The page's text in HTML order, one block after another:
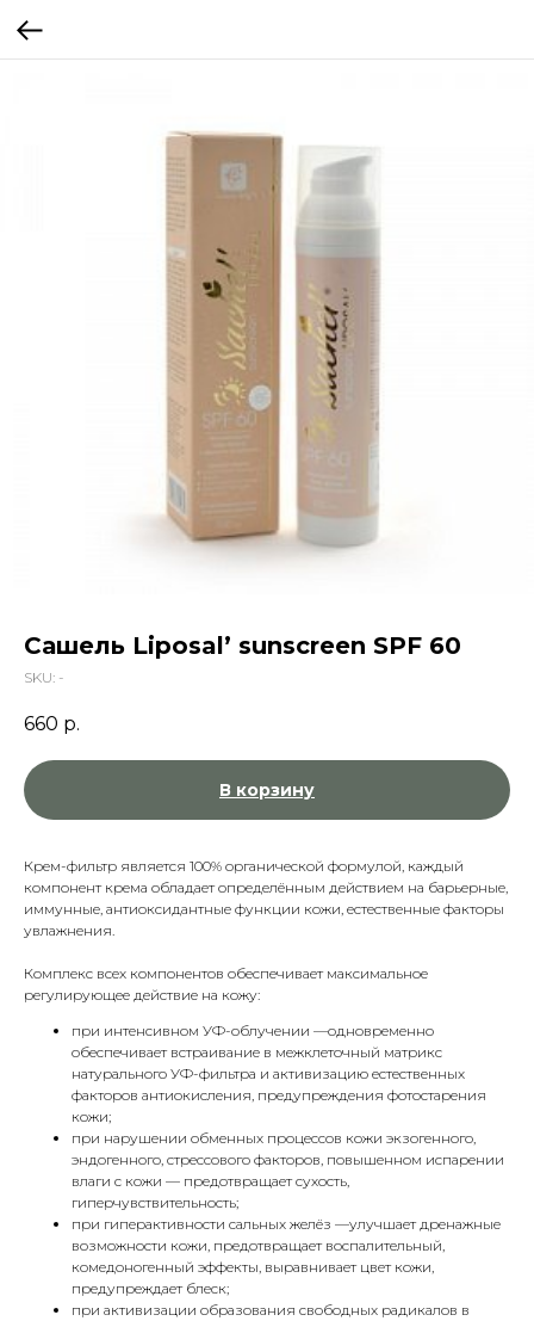
Сашель Liposal’ sunscreen SPF 60
SKU: -
660 р.
В корзину
Крем-фильтр является 100% органической формулой, каждый
компонент крема обладает определённым действием на барьерные,
иммунные, антиоксидантные функции кожи, естественные факторы
увлажнения.
Комплекс всех компонентов обеспечивает максимальное
регулирующее действие на кожу:
при интенсивном УФ-облучении —одновременно
обеспечивает встраивание в межклеточный матрикс
натурального УФ-фильтра и активизацию естественных
факторов антиокисления, предупреждения фотостарения
кожи;
при нарушении обменных процессов кожи экзогенного,
эндогенного, стрессового факторов, повышенном испарении
влаги с кожи — предотвращает сухость,
гиперчувствительность;
при гиперактивности сальных желёз —улучшает дренажные
возможности кожи, предотвращает воспалительный,
комедоногенный эффекты, выравнивает цвет кожи,
предупреждает блеск;
при активизации образования свободных радикалов в